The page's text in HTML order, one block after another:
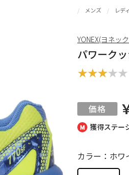
獲得ステー
メンズ レデ
パワーク
カラー：ホワ
YONEX(ヨネッ